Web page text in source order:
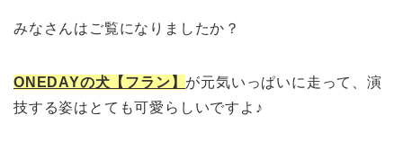
みなさんはご覧になりましたか？
ONEDAYの犬【フラン】 が元気いっぱいに走って、演
技する姿はとても可愛らしいですよ♪